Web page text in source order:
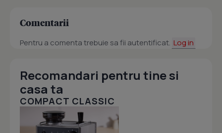
Comentarii
Pentru a comenta trebuie sa fii autentificat. Log in
Recomandari pentru tine si
casa ta
COMPACT CLASSIC